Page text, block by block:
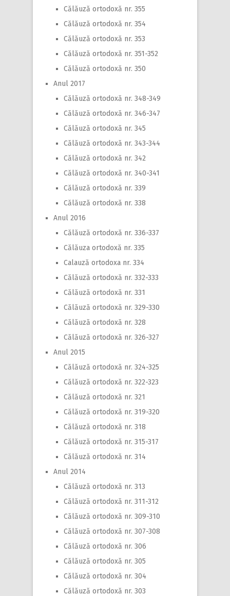
Călăuză ortodoxă nr. 355
Călăuză ortodoxă nr. 354
Călăuză ortodoxă nr. 353
Călăuză ortodoxă nr. 351-352
Călăuză ortodoxă nr. 350
Anul 2017
Călăuză ortodoxă nr. 348-349
Călăuză ortodoxă nr. 346-347
Călăuză ortodoxă nr. 345
Călăuză ortodoxă nr. 343-344
Călăuză ortodoxă nr. 342
Călăuză ortodoxă nr. 340-341
Călăuză ortodoxă nr. 339
Călăuză ortodoxă nr. 338
Anul 2016
Călăuză ortodoxă nr. 336-337
Călăuza ortodoxă nr. 335
Calauză ortodoxa nr. 334
Călăuză ortodoxă nr. 332-333
Călăuză ortodoxă nr. 331
Călăuză ortodoxă nr. 329-330
Călăuză ortodoxă nr. 328
Călăuză ortodoxă nr. 326-327
Anul 2015
Călăuză ortodoxă nr. 324-325
Călăuză ortodoxă nr. 322-323
Călăuză ortodoxă nr. 321
Călăuză ortodoxă nr. 319-320
Călăuză ortodoxă nr. 318
Călăuză ortodoxă nr. 315-317
Călăuză ortodoxă nr. 314
Anul 2014
Călăuză ortodoxă nr. 313
Călăuză ortodoxă nr. 311-312
Călăuză ortodoxă nr. 309-310
Călăuză ortodoxă nr. 307-308
Călăuză ortodoxă nr. 306
Călăuză ortodoxă nr. 305
Călăuză ortodoxă nr. 304
Călăuză ortodoxă nr. 303